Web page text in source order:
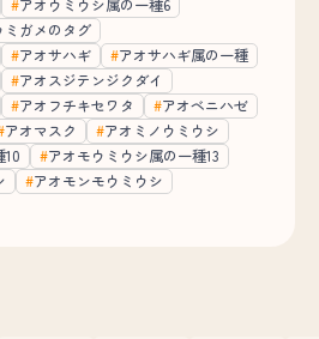
アオウミウシ属の一種6
ミガメのタグ
アオサハギ
アオサハギ属の一種
アオスジテンジクダイ
アオフチキセワタ
アオベニハゼ
アオマスク
アオミノウミウシ
10
アオモウミウシ属の一種13
アオモンモウミウシ